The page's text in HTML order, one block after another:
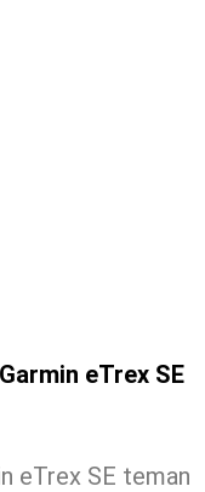
eTrex SE
eTrex SE teman